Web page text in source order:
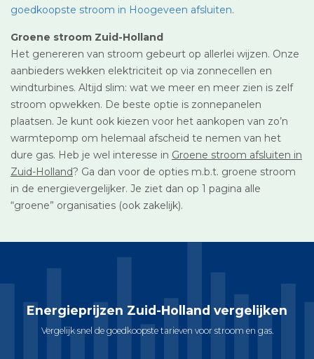
goedkoopste stroom in Hoogeveen afsluiten.
Groene stroom Zuid-Holland
Het genereren van stroom gebeurt op allerlei wijzen. Onze
aanbieders wekken elektriciteit op via zonnecellen en
windturbines. Altijd slim: wat we meer en meer zien is zelf
stroom opwekken. De beste optie is zonnepanelen
plaatsen. Je kunt ook kiezen voor het aankopen van zo’n
warmtepomp om helemaal afscheid te nemen van het
dure gas. Heb je wel interesse in Groene stroom afsluiten in
Zuid-Holland? Ga dan voor de opties m.b.t. groene stroom
in de energievergelijker. Je ziet dan op 1 pagina alle
“groene” organisaties (ook zakelijk).
Energieprijzen Zuid-Holland vergelijken
Vergelijk snel de goedkoopste tarieven voor stroom en gas.